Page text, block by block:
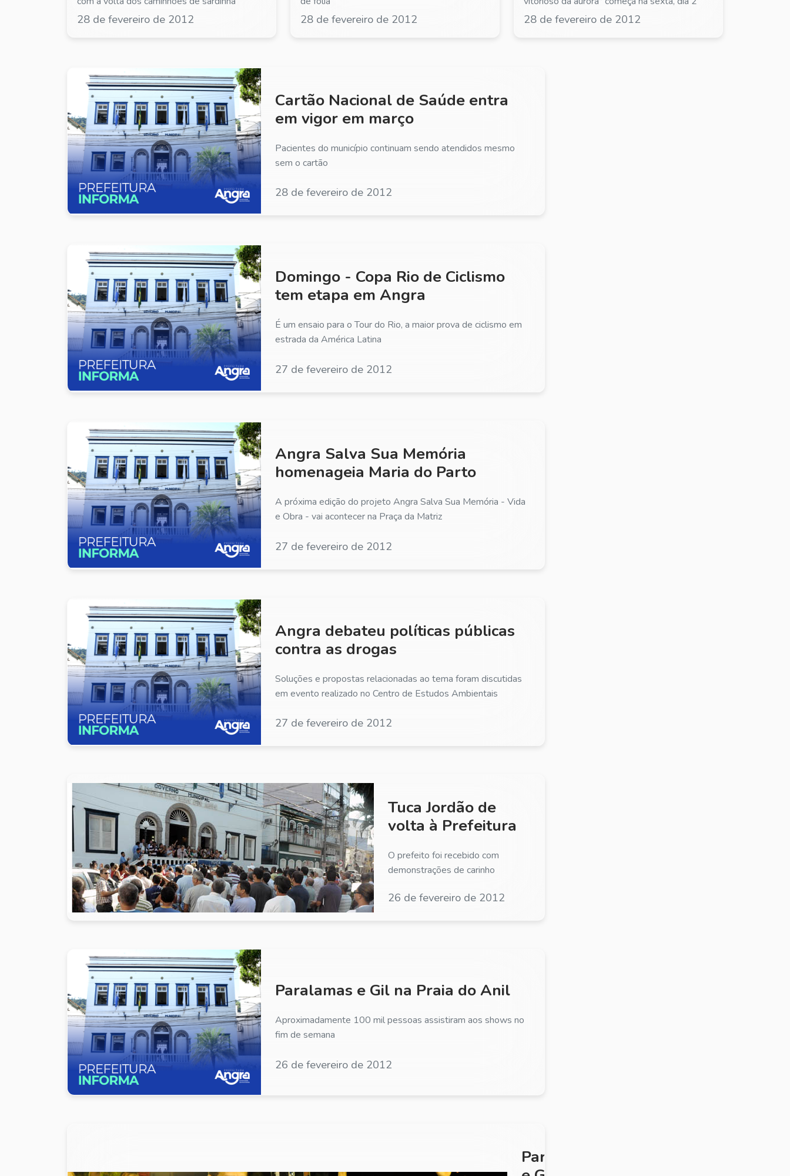
28 de fevereiro de 2012 28 de fevereiro de 2012 28 de fevereiro de 2012
Cartão Nacional de Saúde entra
em vigor em março
Pacientes do município continuam sendo atendidos mesmo
sem o cartão
28 de fevereiro de 2012
Domingo - Copa Rio de Ciclismo
tem etapa em Angra
É um ensaio para o Tour do Rio, a maior prova de ciclismo em
estrada da América Latina
27 de fevereiro de 2012
Angra Salva Sua Memória
homenageia Maria do Parto
A próxima edição do projeto Angra Salva Sua Memória - Vida
e Obra - vai acontecer na Praça da Matriz
27 de fevereiro de 2012
Angra debateu políticas públicas
contra as drogas
Soluções e propostas relacionadas ao tema foram discutidas
em evento realizado no Centro de Estudos Ambientais
27 de fevereiro de 2012
Tuca Jordão de
volta à Prefeitura
O prefeito foi recebido com
demonstrações de carinho
26 de fevereiro de 2012
Paralamas e Gil na Praia do Anil
Aproximadamente 100 mil pessoas assistiram aos shows no
fim de semana
26 de fevereiro de 2012
Paralamas